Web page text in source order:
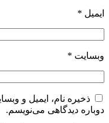
ایمیل *
وبسایت *
ذخیره نام، ایمیل و
دوباره دیدگاهی می‌نویسم.